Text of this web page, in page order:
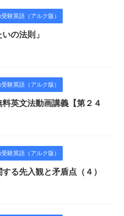
験英語（アルク版）
の法則」
験英語（アルク版）
料英文法動画講義【第２４
験英語（アルク版）
る先入観と矛盾点（４）